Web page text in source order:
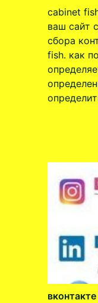
cabinet
ваш сайт
сбора
fish. как